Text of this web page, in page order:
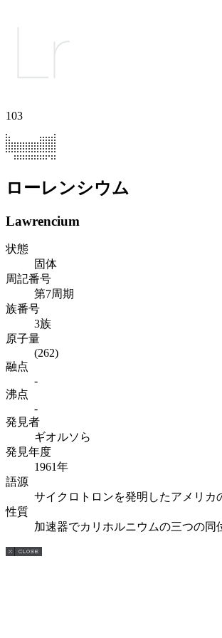
103
ローレンシウム
Lawrencium
状態
固体
周記番号
第7周期
族番号
3族
原子量
(262)
融点
-
沸点
-
発見者
ギオルソら
発見年度
1961年
語源
サイクロトロンを発明したアメリカ
性質
加速器でカリホルニウムの三つの同